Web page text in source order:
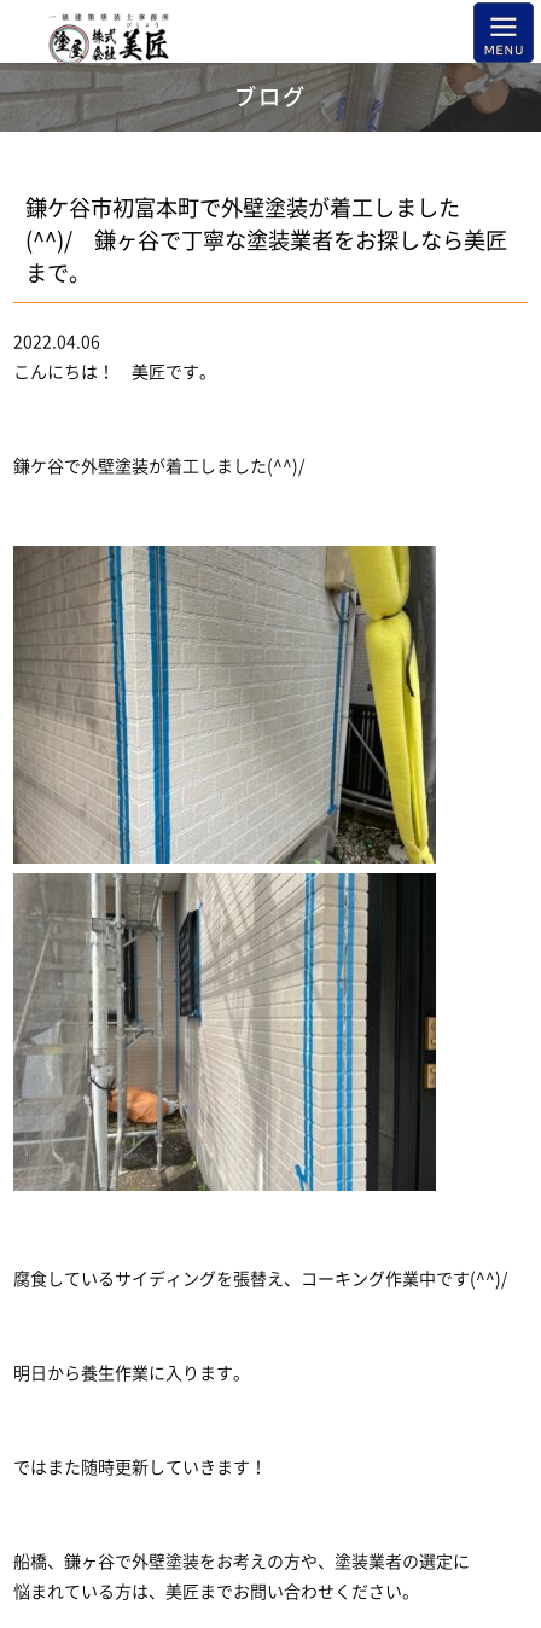
ブログ
鎌ケ谷市初富本町で外壁塗装が着工しました
(^^)/ 鎌ヶ谷で丁寧な塗装業者をお探しなら美匠
まで。
2022.04.06
こんにちは！ 美匠です。
鎌ケ谷で外壁塗装が着工しました(^^)/
腐食しているサイディングを張替え、コーキング作業中です(^^)/
明日から養生作業に入ります。
ではまた随時更新していきます！
船橋、鎌ヶ谷で外壁塗装をお考えの方や、塗装業者の選定に
悩まれている方は、美匠までお問い合わせください。